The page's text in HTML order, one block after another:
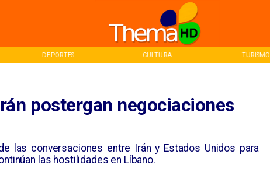
DEPORTES CULTURA TURISMO
postergan negociaciones
las conversaciones entre Irán y Estados Unidos para
las hostilidades en Líbano.